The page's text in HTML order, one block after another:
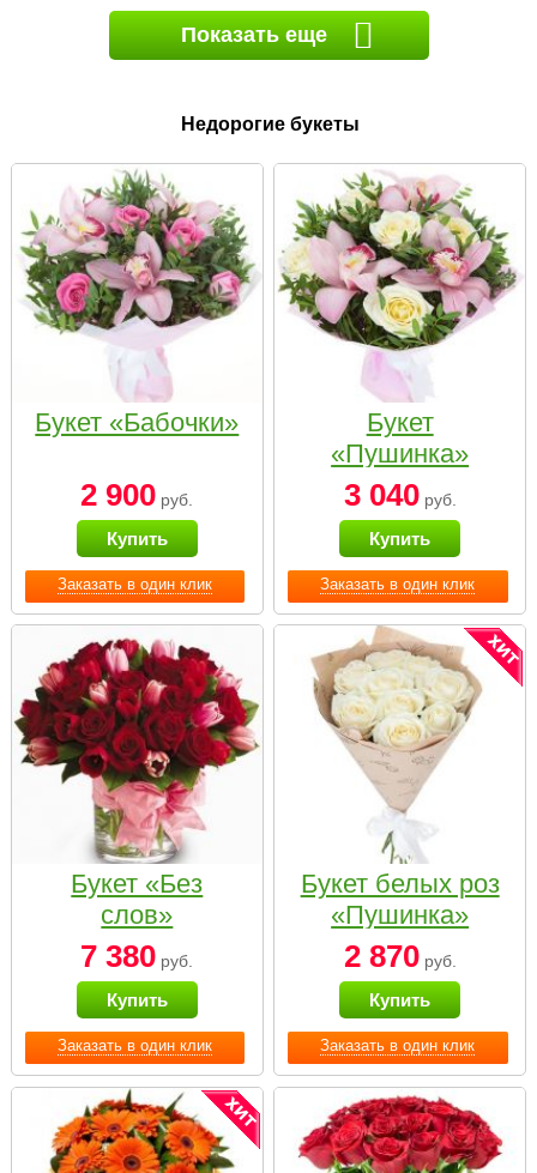
Показать еще
Недорогие букеты
Заказать в один клик
Букет «Бабочки»
2 900 руб.
Купить
Заказать в один клик
Букет
«Пушинка»
3 040руб.
Купить
Заказать в один клик
Букет «Без
слов»
7 380 руб.
Купить
Заказать в один клик
Букет белых роз
«Пушинка»
2 870руб.
Купить